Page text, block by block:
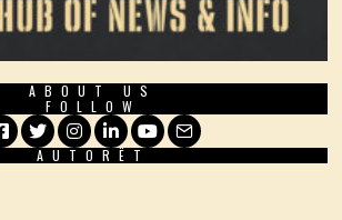
ABOUT US
FOLLOW
Facebook
TwitterInstagram
LinkedIn
YouTube
Email
AUTORËT